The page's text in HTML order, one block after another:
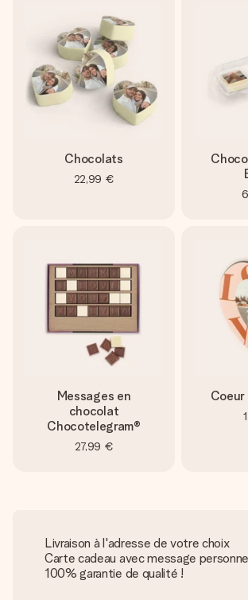
Chocolats
22,99 €
Messages en
chocolat
Chocotelegram®
27,99 €
Livraison à l'adresse de votre choix
Carte cadeau avec message
100% garantie de qualité !